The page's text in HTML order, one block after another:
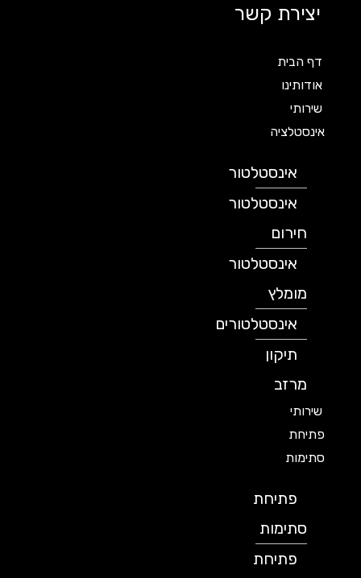
יצירת קשר
דף הבית
אודותינו
שירותי
אינסטלציה
אינסטלטור
אינסטלטור
חירום
אינסטלטור
מומלץ
אינסטלטורים
תיקון
מרזב
שירותי
פתיחת
סתימות
פתיחת
סתימות
פתיחת